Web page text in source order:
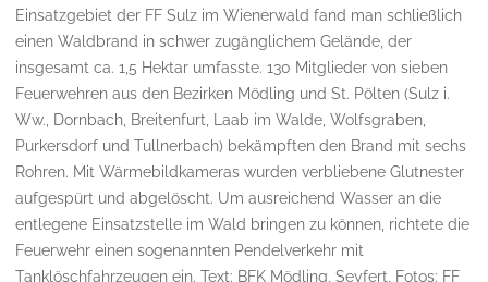
Einsatzgebiet der FF Sulz im Wienerwald fand man schließlich
einen Waldbrand in schwer zugänglichem Gelände, der
insgesamt ca. 1,5 Hektar umfasste. 130 Mitglieder von sieben
Feuerwehren aus den Bezirken Mödling und St. Pölten (Sulz i.
Ww., Dornbach, Breitenfurt, Laab im Walde, Wolfsgraben,
Purkersdorf und Tullnerbach) bekämpften den Brand mit sechs
Rohren. Mit Wärmebildkameras wurden verbliebene Glutnester
aufgespürt und abgelöscht. Um ausreichend Wasser an die
entlegene Einsatzstelle im Wald bringen zu können, richtete die
Feuerwehr einen sogenannten Pendelverkehr mit
Tanklöschfahrzeugen ein. Text: BFK Mödling, Seyfert, Fotos: FF